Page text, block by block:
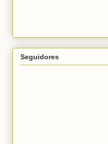
Seguidores